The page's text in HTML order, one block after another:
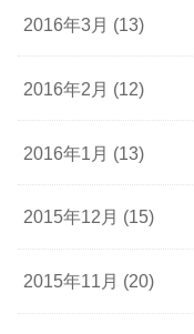
2016年3月 (13)
2016年2月 (12)
2016年1月 (13)
2015年12月 (15)
2015年11月 (20)